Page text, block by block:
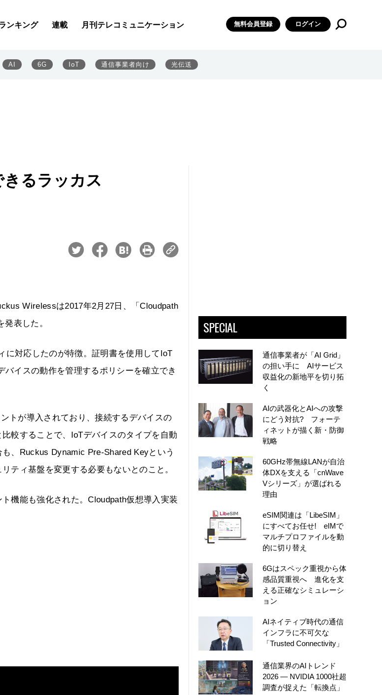
ンキング 連載 月刊テレコミュニケーション 無料会員登録 ログイン
AI 6G IoT 通信事業者向け 光伝送
るラッカス
Wirelessは2017年2月27日、「Cloudpath
表した。
に対応したのが特徴。証明書を使用してIoT
イスの動作を管理するポリシーを確立でき
トが導入されており、接続するデバイスの
較することで、IoTデバイスのタイプを自動
、Ruckus Dynamic Pre-Shared Keyという
ティ基盤を変更する必要もないとのこと。
機能も強化された。Cloudpath仮想導入実装
SPECIAL
通信事業者が「AI Grid」
の担い手に AIサービス
収益化の新地平を切り拓
く
AIの武器化とAIへの攻撃
にどう対抗? フォーテ
ィネットが描く新・防御
戦略
60GHz帯無線LANが自治
体DXを支える「cnWave
Vシリーズ」が選ばれる
理由
eSIM関連は「LibeSIM」
にすべてお任せ! eIMで
マルチプロファイルを動
的に切り替え
6Gはスペック重視から体
感品質重視へ 進化を支
える正確なシミュレーシ
ョン
AIネイティブ時代の通信
インフラに不可欠な
「Trusted Connectivity」
通信業界のAIトレンド
2026 ― NVIDIA 1000社超
調査が捉えた「転換点」